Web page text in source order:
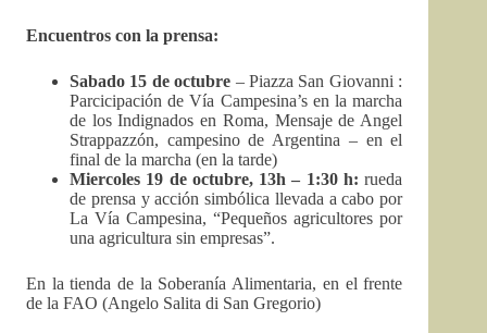
Encuentros con la prensa:
Sabado 15 de octubre – Piazza San Giovanni :
Parcicipación de Vía Campesina’s en la marcha
de los Indignados en Roma, Mensaje de Angel
Strappazzón, campesino de Argentina – en el
final de la marcha (en la tarde)
Miercoles 19 de octubre, 13h – 1:30 h:rueda
de prensa y acción simbólica llevada a cabo por
La Vía Campesina, “Pequeños agricultores por
una agricultura sin empresas”.
En la tienda de la Soberanía Alimentaria, en el frente
de la FAO (Angelo Salita di San Gregorio)